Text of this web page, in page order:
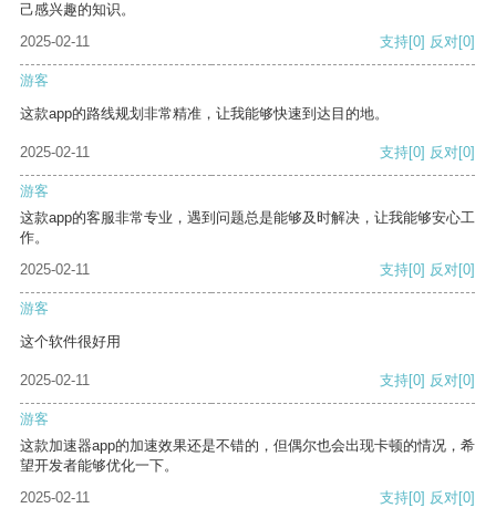
己感兴趣的知识。
2025-02-11
支持[0] 反对[0]
游客
这款app的路线规划非常精准，让我能够快速到达目的地。
2025-02-11 支持[0] 反对[0]
游客
这款app的客服非常专业，遇到问题总是能够及时解决，让我能够安心工
作。
2025-02-11
支持[0] 反对[0]
游客
这个软件很好用
2025-02-11 支持[0] 反对[0]
游客
这款加速器app的加速效果还是不错的，但偶尔也会出现卡顿的情况，希
望开发者能够优化一下。
2025-02-11
支持[0] 反对[0]